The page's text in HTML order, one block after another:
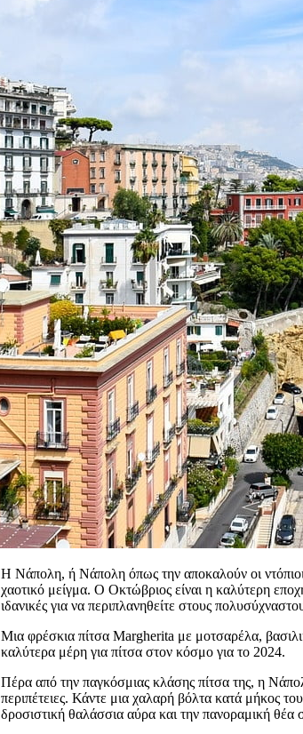
Η Νάπολη, ή Νάπολη όπως την αποκαλούν οι
χαοτικό μείγμα. Ο Οκτώβριος είναι η καλύτερη
ιδανικές για να περιπλανηθείτε στους
Μια φρέσκια πίτσα Margherita με μοτσαρέλα,
καλύτερα μέρη για πίτσα στον κόσμο για το 2024.
Πέρα από την παγκόσμιας κλάσης πίτσα της, η
περιπέτειες. Κάντε μια χαλαρή βόλτα κατά μήκος
δροσιστική θαλάσσια αύρα και την πανοραμική